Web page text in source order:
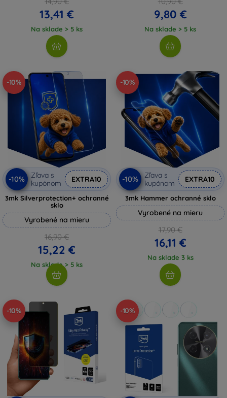
13,41 €
Na sklade > 5 ks
9,80 €
Na sklade > 5 ks
-10%
-10%
Zľava s
kupónom
EXTRA10
3mk Silverprotection+ ochranné
sklo
Vyrobené na mieru
16,90 €
15,22 €
Na sklade > 5 ks
-10%
-10%
Zľava s
kupónom
EXTRA10
3mk Hammer ochranné sklo
Vyrobené na mieru
17,90 €
16,11 €
Na sklade 3 ks
-10% -10%